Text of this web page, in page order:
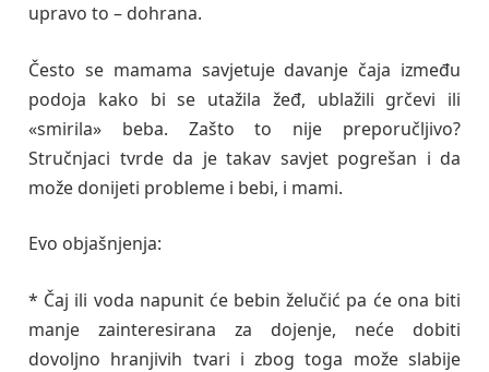
upravo to – dohrana.
Često se mamama savjetuje davanje čaja između
podoja kako bi se utažila žeđ, ublažili grčevi ili
«smirila» beba. Zašto to nije preporučljivo?
Stručnjaci tvrde da je takav savjet pogrešan i da
može donijeti probleme i bebi, i mami.
Evo objašnjenja:
* Čaj ili voda napunit će bebin želučić pa će ona biti
manje zainteresirana za dojenje, neće dobiti
dovoljno hranjivih tvari i zbog toga može slabije